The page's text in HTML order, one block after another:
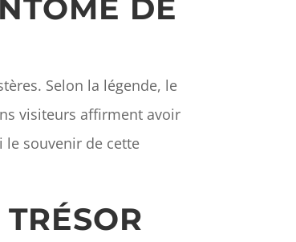
DE
Selon la légende, le
visiteurs affirment avoir
le souvenir de cette